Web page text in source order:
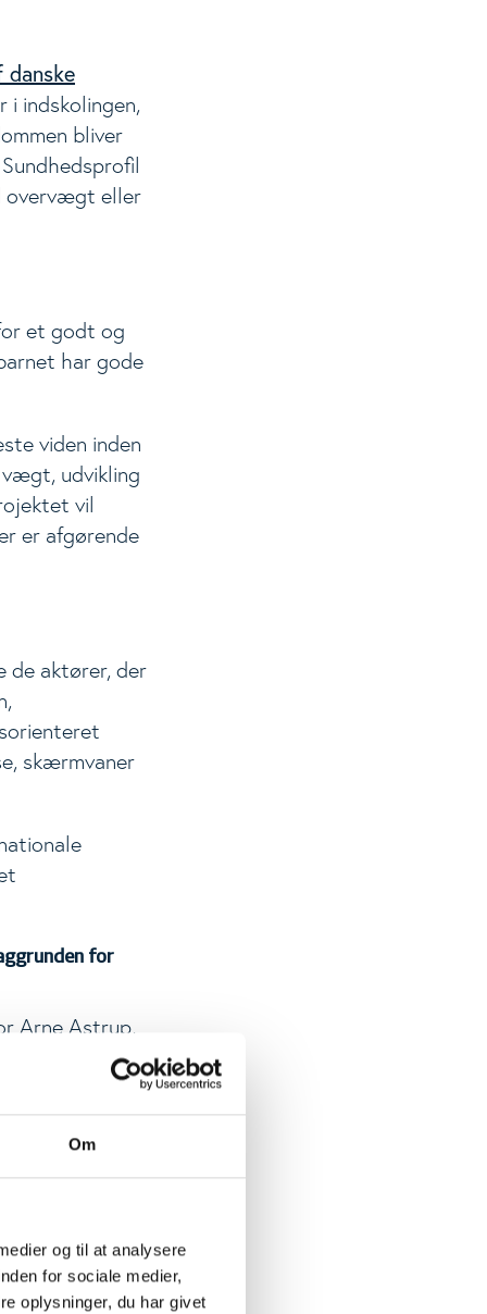
Om
og til at analysere
for sociale medier,
oplysninger, du har givet
danske
i indskolingen,
bliver
overvægt eller
et godt og
har gode
viden inden
udvikling
vil
er afgørende
de aktører, der
skærmvaner
for
Arne Astrup,
evidensen på
Forskning
for
har
af
Derfor